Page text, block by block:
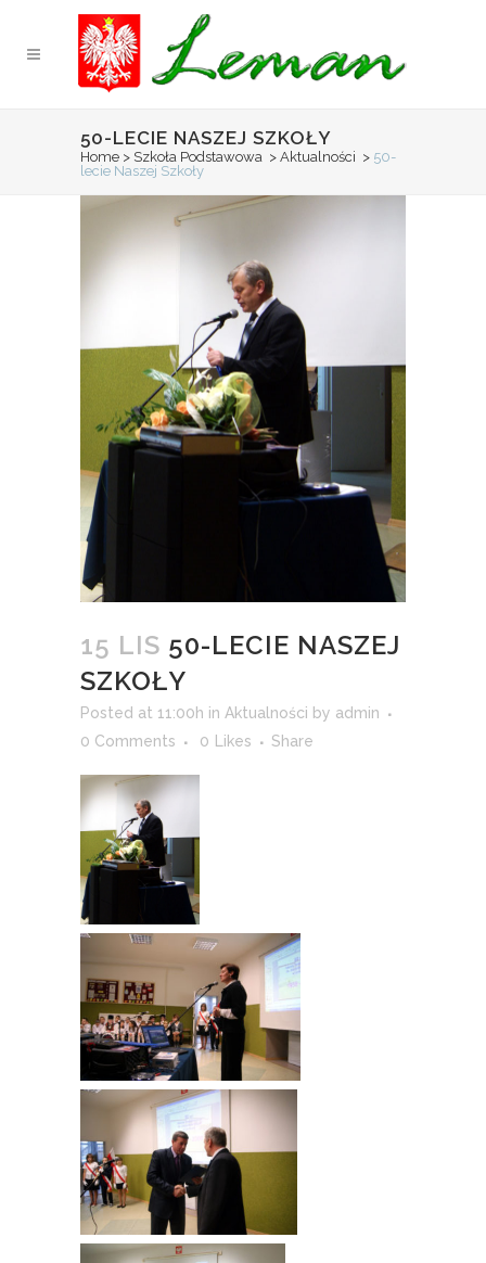
50-LECIE NASZEJ SZKOŁY
Home > Szkoła Podstawowa > Aktualności > 50-
lecie Naszej Szkoły
15 LIS 50-LECIE NASZEJ
SZKOŁY
Posted at 11:00h in Aktualności by admin
0 Comments
0 Likes Share